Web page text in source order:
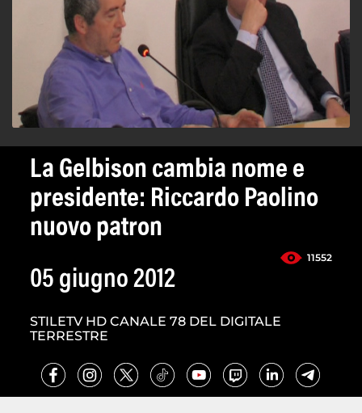
La Gelbison cambia nome e
presidente: Riccardo Paolino
nuovo patron
11552
05 giugno 2012
STILETV HD CANALE 78 DEL DIGITALE
TERRESTRE